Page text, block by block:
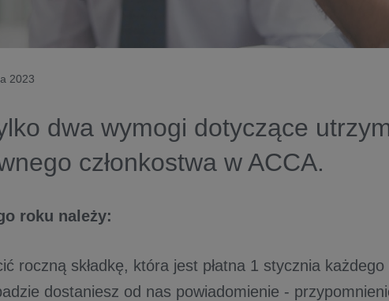
2023
dwa wymogi dotyczące
członkostwa w ACCA.
roku należy:
roczną składkę, która jest płatna 1 stycznia
dostaniesz od nas powiadomienie -